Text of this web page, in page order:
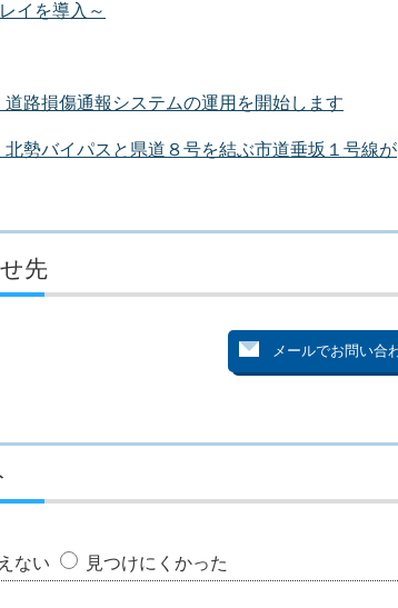
イを導入～
損傷通報システムの運用を開始します
バイパスと県道８号を結ぶ市道垂坂１号線が
先
ない 見つけにくかった